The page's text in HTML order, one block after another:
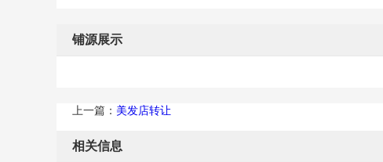
铺源展示
上一篇： 美发店转让
相关信息